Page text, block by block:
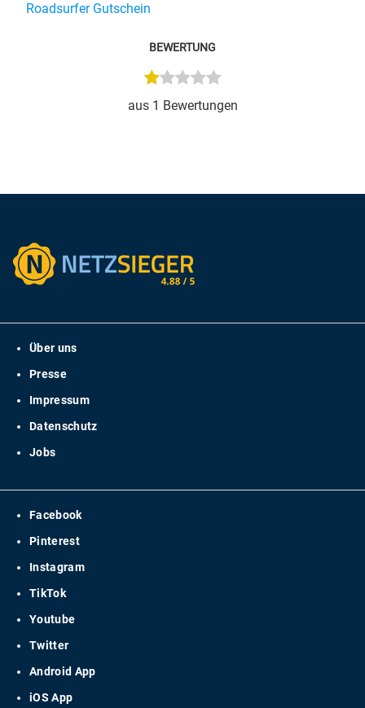
Roadsurfer Gutschein
BEWERTUNG
aus 1 Bewertungen
Über uns
Presse
Impressum
Datenschutz
Jobs
Facebook
Pinterest
Instagram
TikTok
Youtube
Twitter
Android App
iOS App